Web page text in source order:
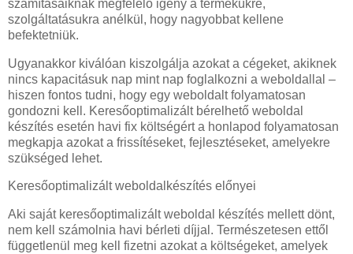
számításaiknak megfelelő igény a termékükre,
szolgáltatásukra anélkül, hogy nagyobbat kellene
befektetniük.
Ugyanakkor kiválóan kiszolgálja azokat a cégeket, akiknek
nincs kapacitásuk nap mint nap foglalkozni a weboldallal –
hiszen fontos tudni, hogy egy weboldalt folyamatosan
gondozni kell. Keresőoptimalizált bérelhető weboldal
készítés esetén havi fix költségért a honlapod folyamatosan
megkapja azokat a frissítéseket, fejlesztéseket, amelyekre
szükséged lehet.
Keresőoptimalizált weboldalkészítés előnyei
Aki saját keresőoptimalizált weboldal készítés mellett dönt,
nem kell számolnia havi bérleti díjjal. Természetesen ettől
függetlenül meg kell fizetni azokat a költségeket, amelyek